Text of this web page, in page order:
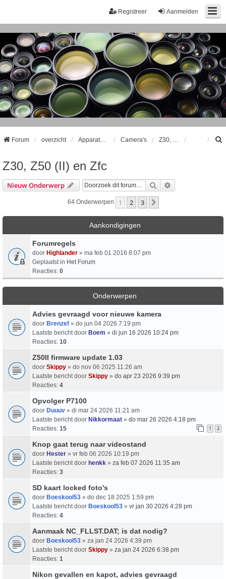
Aanmelden
Registreer
Forum overzicht Camera's
Z30, Z50 (II) en Zfc
Nieuw Onderwerp Zoek
64 Onderwerpen 1 2 3
Aankondigingen
Forumregels
door Highlander » ma feb 01 2016 8:07 pm
Geplaatst in Het Forum
Reacties: 0
Onderwerpen
Advies gevraagd voor nieuwe kamera
door Brenzef » do jun 04 2026 7:19 pm
Laatste bericht door Boem » di jun 16 2026 10:24 pm
Reacties: 10
Z50II firmware update 1.03
door Skippy » do nov 06 2025 11:26 am
Laatste bericht door Skippy » do apr 23 2026 9:39 pm
Reacties: 4
Opvolger P7100
door Duuuv » di mar 24 2026 11:21 am
Laatste bericht door Nikkormaat » do mar 26 2026 4:18 pm
Reacties: 15 1 2
Knop gaat terug naar videostand
door Hester » vr feb 06 2026 10:19 pm
Laatste bericht door henkk » za feb 07 2026 11:35 am
Reacties: 3
SD kaart locked foto's
door Boeskool53 » do dec 18 2025 1:59 pm
Laatste bericht door Boeskool53 » vr jan 30 2026 4:28 pm
Reacties: 4
Aanmaak NC_FLLST.DAT; is dat nodig?
door Boeskool53 » za jan 24 2026 4:39 pm
Laatste bericht door Skippy » za jan 24 2026 6:38 pm
Reacties: 1
Nikon gevallen en kapot, advies gevraagd